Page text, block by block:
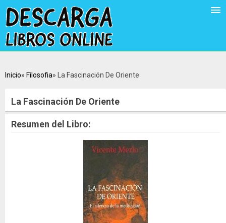
Inicio Filosofia La Fascinación De Oriente
La Fascinación De Oriente
Resumen del Libro: